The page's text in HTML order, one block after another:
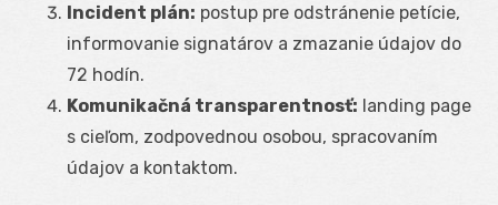
Incident plán: postup pre odstránenie petície,
informovanie signatárov a zmazanie údajov do
72 hodín.
Komunikačná transparentnosť: landing page
s cieľom, zodpovednou osobou, spracovaním
údajov a kontaktom.